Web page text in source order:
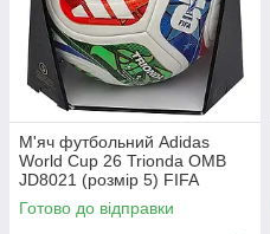
М'яч футбольний Adidas
World Cup 26 Trionda OMB
JD8021 (розмір 5) FIFA
QUALITY PRO
Готово до відправки